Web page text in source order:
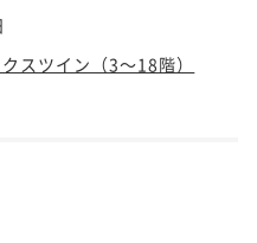
スツイン（3～18階）